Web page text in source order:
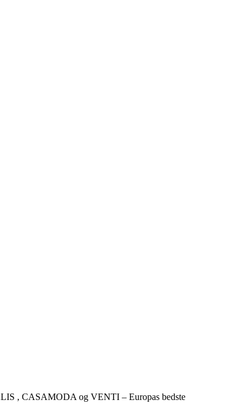
, CASAMODA og VENTI – Europas bedste